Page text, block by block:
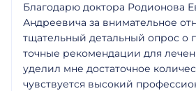
Благодарю доктора Родионова
Андреевича за внимательное
тщательный детальный опрос о
точные рекомендации для
уделил мне достаточное
чувствуется высокий